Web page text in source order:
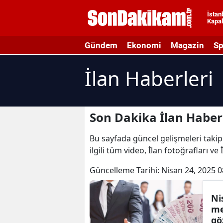
Gündem Ekonomi Magazin
İlan Haberleri
Son Dakika İlan
Bu sayfada güncel gelişmeleri
ilgili tüm video, İlan fotoğrafları ve
Güncelleme Tarihi: Nisan 24, 2025